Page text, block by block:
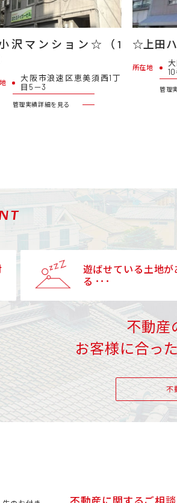
沢マンション☆（1
大阪市浪速区恵美須西1丁
目5－3
管理実績詳細を見る
☆上田ハ
所在地
管理
遊ばせている土地が
る ･･･
不動産
お客様に合っ
不
不動産に関するご相